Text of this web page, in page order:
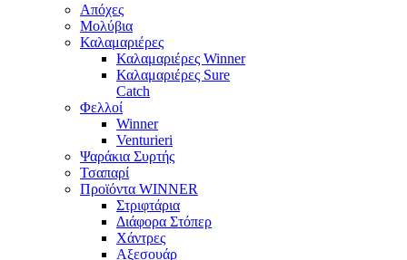
Απόχες
Μολύβια
Καλαμαριέρες
Καλαμαριέρες Winner
Καλαμαριέρες Sure
Catch
Φελλοί
Winner
Venturieri
Ψαράκια Συρτής
Τσαπαρί
Προϊόντα WINNER
Στριφτάρια
Διάφορα Στόπερ
Χάντρες
Αξεσουάρ